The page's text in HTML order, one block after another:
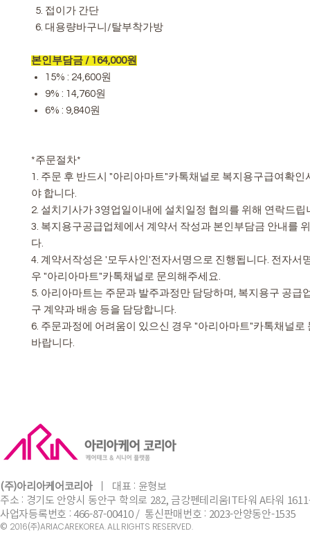
접이가 간단
대용량바구니/탈부착가방
본인부담금 / 164,000원
15% : 24,600원
9% : 14,760원
6% : 9,840원
*주문절차*
1. 주문 후 반드시 "아리아마트"카톡채널로 복지용구급여확인
야 합니다.
2. 설치기사가 3영업일이내에 설치일정 협의를 위해 연락드립
3. 복지용구공급업체에서 계약서 작성과 본인부담금 안내를
다.
4. 계약서작성은 '모두사인'전자서명으로 진행됩니다. 전자서
우 "아리아마트"카톡채널로 문의해주세요.
5. 아리아마트는 주문과 발주과정만 담당하며, 복지용구 공급
구 계약과 배송 등을 담당합니다.
6. 주문과정에 어려움이 있으신 경우 "아리아마트"카톡채널로
바랍니다.
(주)아리아케어코리아 ㅣ ​대표 : 윤형보
주소 : 경기도 안양시 동안구 학의로 282, 금강펜테리움IT타워 A타워
사업자등록번호 : 466-87-00410 / 통신판매번호 : 2023-안양동안-1535
© 2016(주)ARIACAREKOREA. ALL RIGHTS RESERVED.